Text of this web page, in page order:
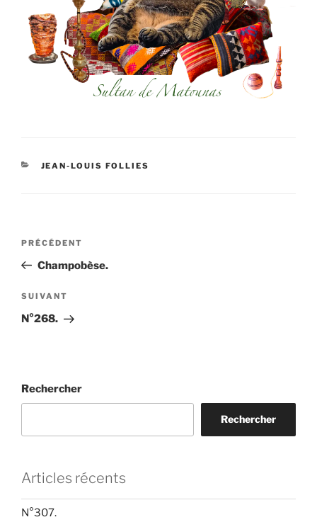
CATÉGORIES
JEAN-LOUIS FOLLIES
Navigation
l’article
Article
précédent
PRÉCÉDENT
Champobèse.
Article
suivant
SUIVANT
N°268.
Rechercher
Rechercher
Articles récents
N°307.